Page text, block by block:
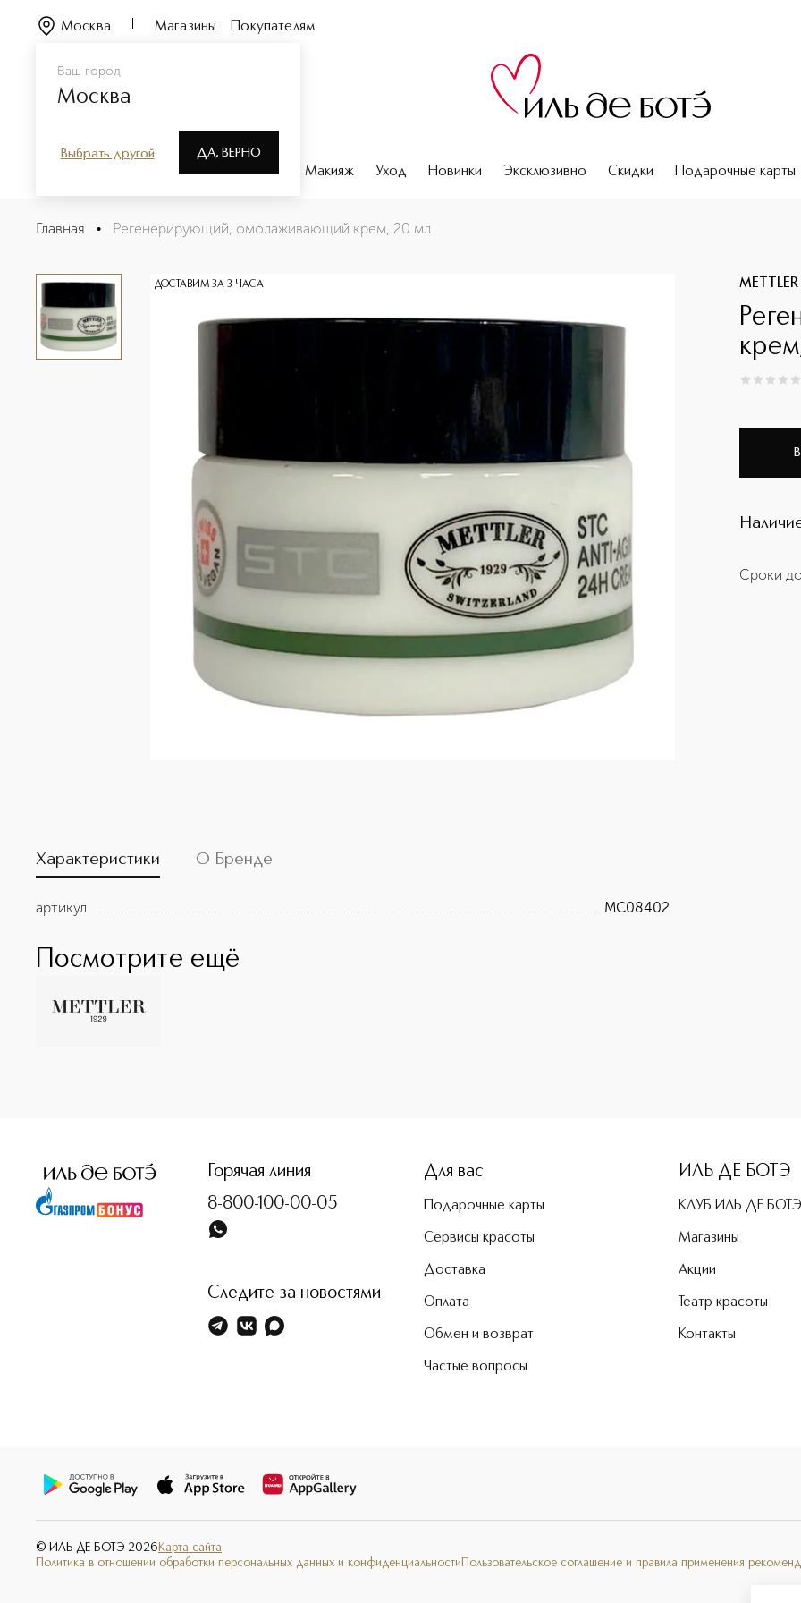
Ваш город
Москва
Выбрать другой ДА, ВЕРНО
Москва Магазины Покупателям
Парфюмерия Макияж Уход Новинки Эксклюзивно Скидки Подарочные карты
Регенерирующий, омолаживающий крем, 20 мл
Описание
Главная • Регенерирующий, омолаживающий крем, 20 мл
ДОСТАВИМ ЗА 3 ЧАСА
0из 0
Сроки
Характеристики О Бренде
артикул MC08402
Посмотрите ещё
Горячая линия
8-800-100-00-05
Следите за новостями
Для вас
Подарочные карты
Сервисы красоты
Доставка
Оплата
Обмен и возврат
Частые вопросы
ИЛЬ ДЕ БОТЭ
КЛУБ ИЛЬ ДЕ БОТЭ
Магазины
Акции
Театр красоты
Контакты
© ИЛЬ ДЕ БОТЭ 2026 Карта сайта
Политика в отношении обработки персональных данных и конфиденциальности Пользовательское соглашение и правила применения